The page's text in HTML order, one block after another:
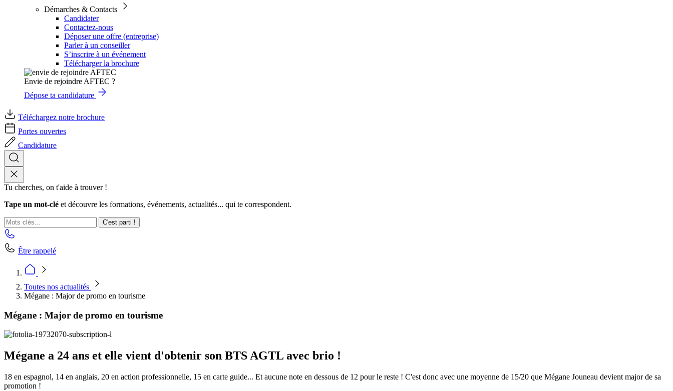
Démarches & Contacts
Candidater
Contactez-nous
Déposer une offre (entreprise)
Parler à un conseiller
S’inscrire à un événement
Télécharger la brochure
Envie de rejoindre AFTEC ?
Dépose ta candidature
Téléchargez notre brochure
Portes ouvertes
Candidature
Tu cherches, on t'aide à trouver !
Tape un mot-clé et découvre les formations, événements, actualités... qui te correspondent.
C'est parti !
Être rappelé
Toutes nos actualités
Mégane : Major de promo en tourisme
Mégane : Major de promo en tourisme
Mégane a 24 ans et elle vient d'obtenir son BTS AGTL avec brio !
18 en espagnol, 14 en anglais, 20 en action professionnelle, 15 en carte guide... Et aucune note en dessous de 12 pour le reste ! C'est donc avec une moyenne de 15/20 que Mégane Jouneau devient major de sa
promotion !